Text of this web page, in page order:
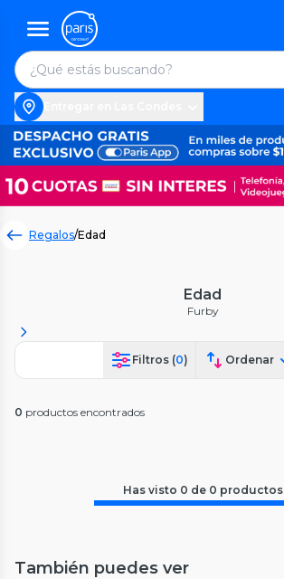
Regalos/Edad
Edad
Furby
Filtros (0) Ordenar
0 productos encontrados
Has visto 0 de 0 productos
También puedes ver